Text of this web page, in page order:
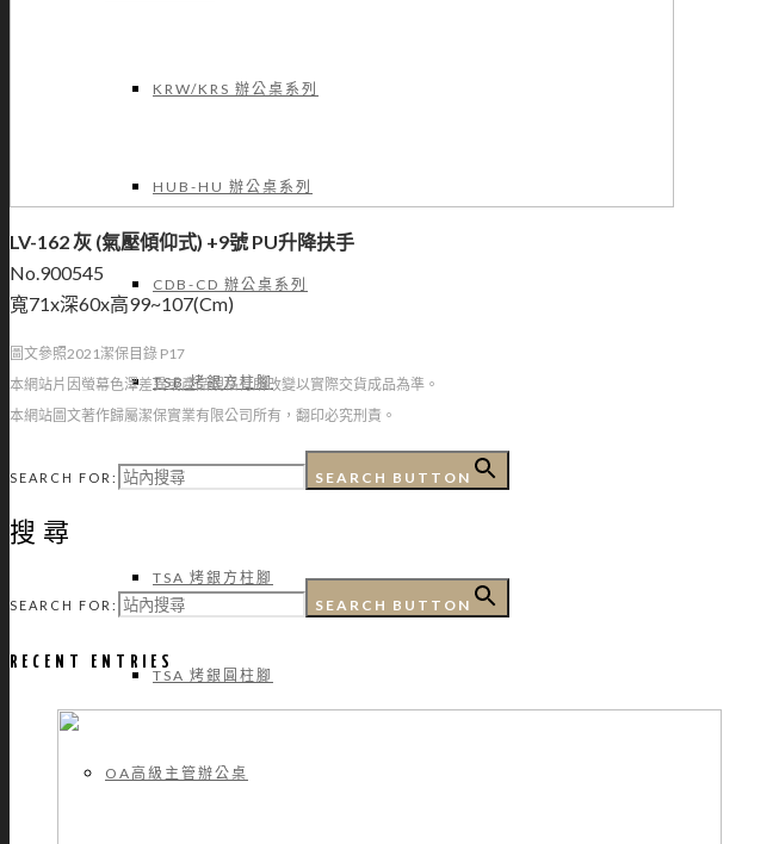
KRW/KRS 辦公桌系列
HUB-HU 辦公桌系列
CDB-CD 辦公桌系列
TSB 烤銀方柱腳
TSB 烤銀圓柱腳
TSA 烤銀方柱腳
TSA 烤銀圓柱腳
OA高級主管辦公桌
LV-162 灰 (氣壓傾仰式) +9號 PU升降扶手
No.900545
寬71x深60x高99~107(Cm)
圖文參照2021潔保目錄 P17
本網站片因螢幕色澤差異或產品規格有所改變以實際交貨成品為準。
本網站圖文著作歸屬潔保實業有限公司所有，翻印必究刑責。
SEARCH FOR: SEARCH BUTTON
搜尋
SEARCH FOR: SEARCH BUTTON
RECENT ENTRIES